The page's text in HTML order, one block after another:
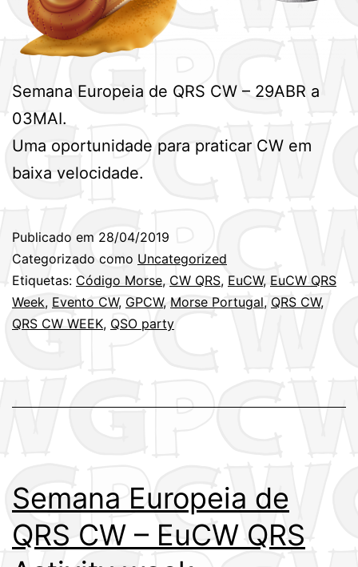
Semana Europeia de QRS CW – 29ABR a
03MAI.
Uma oportunidade para praticar CW em
baixa velocidade.
Publicado em 28/04/2019
Categorizado como Uncategorized
Etiquetas: Código Morse, CW QRS, EuCW, EuCW QRS
Week, Evento CW, GPCW, Morse Portugal, QRS CW,
QRS CW WEEK, QSO party
Semana Europeia de
QRS CW – EuCW QRS